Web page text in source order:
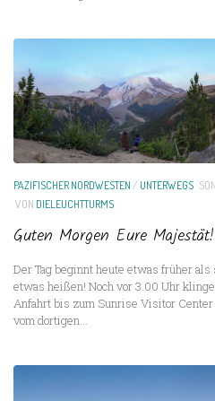
PAZIFISCHER NORDWESTEN/UNTERWEGS
VON DIELEUCHTTURMS
Guten Morgen Eure Majestät!
Der Tag beginnt heute etwas früher
etwas heißen! Noch vor 3.00 Uhr
Anfahrt bis zum Sunrise Visitor
vom dortigen...